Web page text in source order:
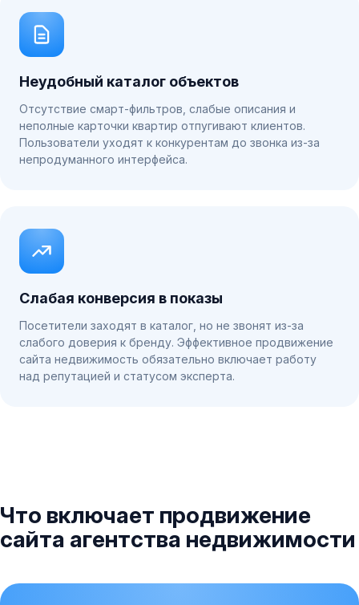
Неудобный каталог объектов
Отсутствие смарт-фильтров, слабые описания и
неполные карточки квартир отпугивают клиентов.
Пользователи уходят к конкурентам до звонка из-за
непродуманного интерфейса.
Слабая конверсия в показы
Посетители заходят в каталог, но не звонят из-за
слабого доверия к бренду. Эффективное продвижение
сайта недвижимость обязательно включает работу
над репутацией и статусом эксперта.
Что включает продвижение
сайта агентства недвижимости